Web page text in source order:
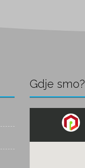
Gdje smo?